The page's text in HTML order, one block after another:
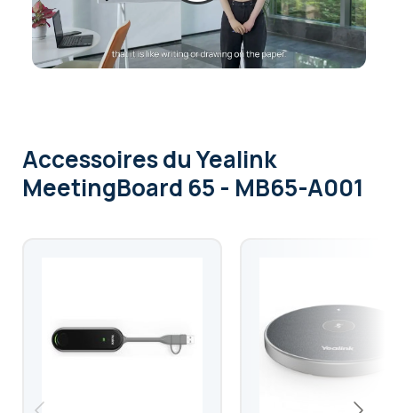
Accessoiresdu Yealink
MeetingBoard 65 - MB65-A001